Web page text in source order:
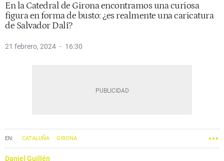
En la Catedral de Girona encontramos una curiosa
figura en forma de busto: ¿es realmente una caricatura
de Salvador Dalí?
21 febrero, 2024 16:30
CATALUÑA GIRONA
Daniel Guillén